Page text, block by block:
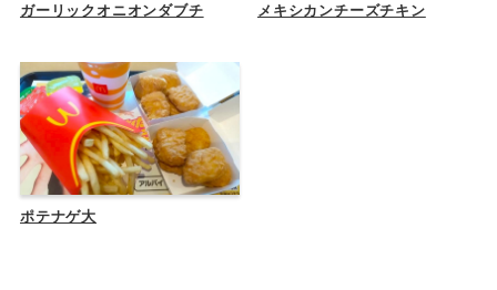
ガーリックオニオンダブチ メキシカンチーズチキン
ポテナゲ大